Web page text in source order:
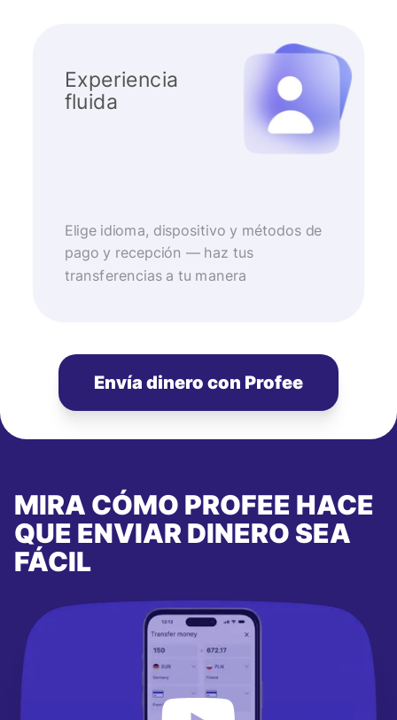
Experiencia
fluida
Elige idioma, dispositivo y métodos de
pago y recepción — haz tus
transferencias a tu manera
Envía dinero con Profee
MIRA CÓMO PROFEE HACE
QUE ENVIAR DINERO SEA
FÁCIL